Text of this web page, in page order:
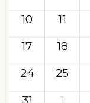
10
11
17
18
24
25
31
1